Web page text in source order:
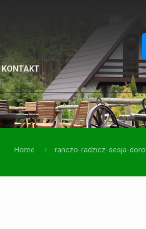
KONTAKT
Home ranczo-radzicz-sesja-